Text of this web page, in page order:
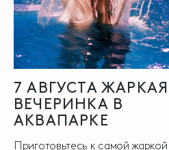
7 АВГУСТА ЖАРКАЯ
ВЕЧЕРИНКА В
АКВАПАРКЕ
Приготовьтесь к самой жаркой